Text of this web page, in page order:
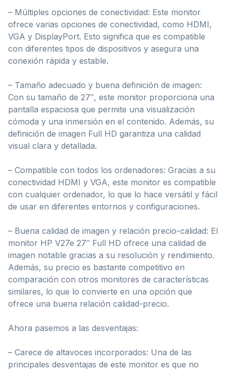
– Múltiples opciones de conectividad: Este monitor
ofrece varias opciones de conectividad, como HDMI,
VGA y DisplayPort. Esto significa que es compatible
con diferentes tipos de dispositivos y asegura una
conexión rápida y estable.
– Tamaño adecuado y buena definición de imagen:
Con su tamaño de 27″, este monitor proporciona una
pantalla espaciosa que permite una visualización
cómoda y una inmersión en el contenido. Además, su
definición de imagen Full HD garantiza una calidad
visual clara y detallada.
– Compatible con todos los ordenadores: Gracias a su
conectividad HDMI y VGA, este monitor es compatible
con cualquier ordenador, lo que lo hace versátil y fácil
de usar en diferentes entornos y configuraciones.
– Buena calidad de imagen y relación precio-calidad: El
monitor HP V27e 27″ Full HD ofrece una calidad de
imagen notable gracias a su resolución y rendimiento.
Además, su precio es bastante competitivo en
comparación con otros monitores de características
similares, lo que lo convierte en una opción que
ofrece una buena relación calidad-precio.
Ahora pasemos a las desventajas:
– Carece de altavoces incorporados: Una de las
principales desventajas de este monitor es que no